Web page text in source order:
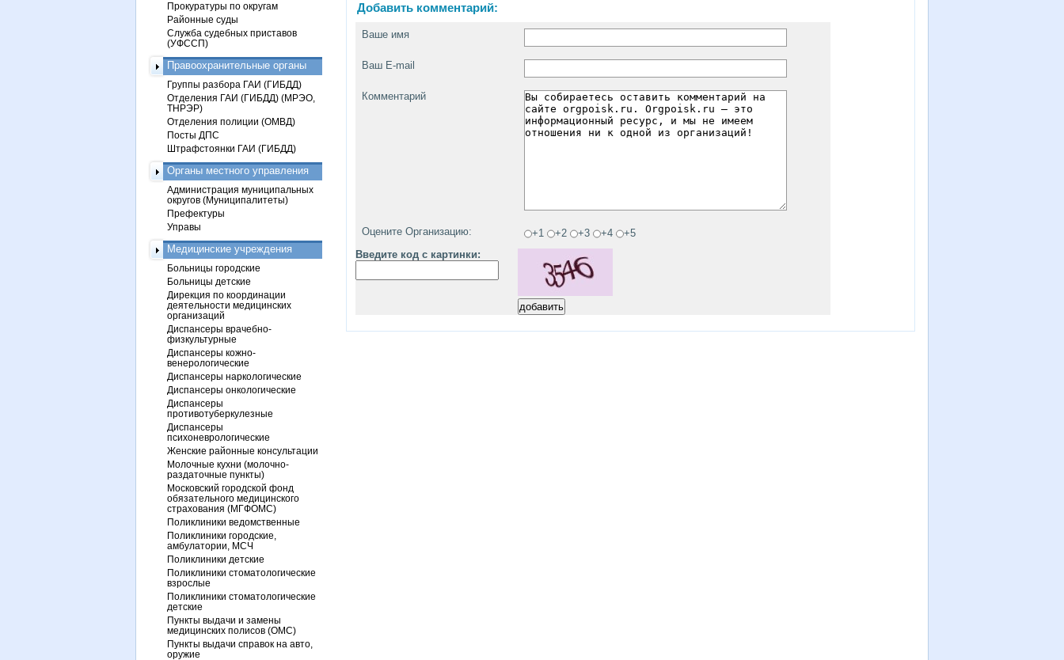
Добавить комментарий:
Ваше имя
Ваш E-mail
Комментарий
Оцените Организацию: +1 +2 +3 +4
+5
Введите код с картинки:
Прокуратуры по округам
Районные суды
Служба судебных приставов
(УФССП)
Правоохранительные органы
Группы разбора ГАИ (ГИБДД)
Отделения ГАИ (ГИБДД) (МРЭО,
ТНРЭР)
Отделения полиции (ОМВД)
Посты ДПС
Штрафстоянки ГАИ (ГИБДД)
Органы местного управления
Администрация муниципальных
округов (Муниципалитеты)
Префектуры
Управы
Медицинские учреждения
Больницы городские
Больницы детские
Дирекция по координации
деятельности медицинских
организаций
Диспансеры врачебно-
физкультурные
Диспансеры кожно-
венерологические
Диспансеры наркологические
Диспансеры онкологические
Диспансеры
противотуберкулезные
Диспансеры
психоневрологические
Женские районные консультации
Молочные кухни (молочно-
раздаточные пункты)
Московский городской фонд
обязательного медицинского
страхования (МГФОМС)
Поликлиники ведомственные
Поликлиники городские,
амбулатории, МСЧ
Поликлиники детские
Поликлиники стоматологические
взрослые
Поликлиники стоматологические
детские
Пункты выдачи и замены
медицинских полисов (ОМС)
Пункты выдачи справок на авто,
оружие